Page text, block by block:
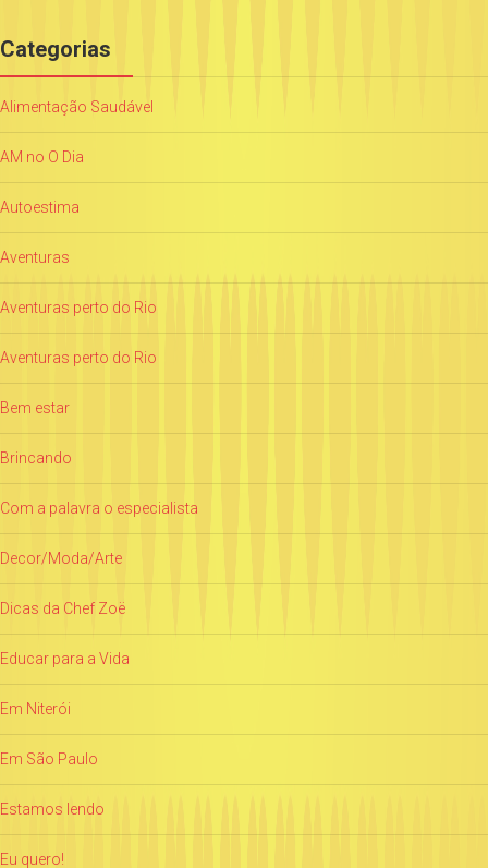
Categorias
Alimentação Saudável
AM no O Dia
Autoestima
Aventuras
Aventuras perto do Rio
Aventuras perto do Rio
Bem estar
Brincando
Com a palavra o especialista
Decor/Moda/Arte
Dicas da Chef Zoë
Educar para a Vida
Em Niterói
Em São Paulo
Estamos lendo
Eu quero!